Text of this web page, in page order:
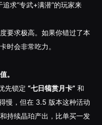
求“专武+满潜”的玩家来
要求极高。如果你错过了本
时会非常吃力。
。
先锁定 “七日犒赏月卡”和
慢，但在 3.5 版本这种活动
持续晶珀产出，比单买一发